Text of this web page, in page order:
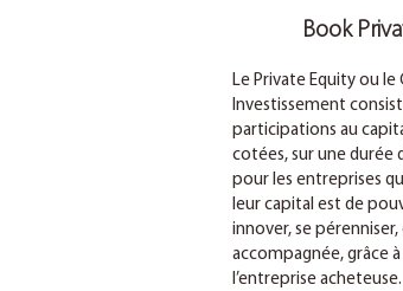
Book
Le Private Equity ou le
Investissement
participations au
cotées, sur une durée
pour les entreprises
leur capital est de
innover, se pérenniser,
accompagnée, grâce à
l’entreprise acheteuse.